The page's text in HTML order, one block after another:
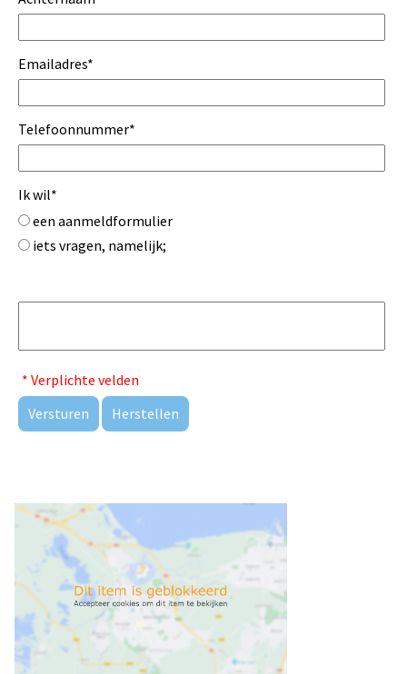
Emailadres*
Telefoonnummer*
Ik wil*
een aanmeldformulier
iets vragen, namelijk;
* Verplichte velden
Versturen
Herstellen